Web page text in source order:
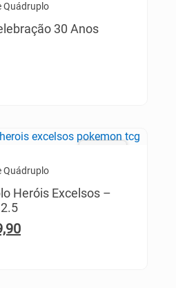
Quádruplo
30 Anos
Quádruplo
Heróis Excelsos –